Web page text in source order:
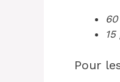
Pour